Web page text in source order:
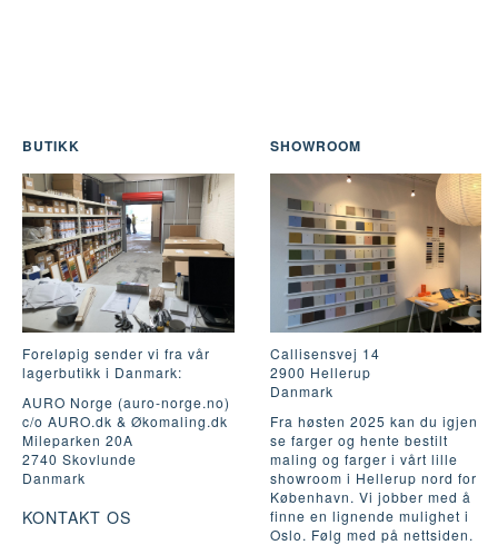
BUTIKK
Foreløpig sender vi fra vår
lagerbutikk i Danmark:
AURO Norge (auro-norge.no)
c/o AURO.dk & Økomaling.dk
Mileparken 20A
2740 Skovlunde
Danmark
KONTAKT OS
SHOWROOM
Callisensvej 14
2900 Hellerup
Danmark
Fra høsten 2025 kan du igjen
se farger og hente bestilt
maling og farger i vårt lille
showroom i Hellerup nord for
København. Vi jobber med å
finne en lignende mulighet i
Oslo. Følg med på nettsiden.